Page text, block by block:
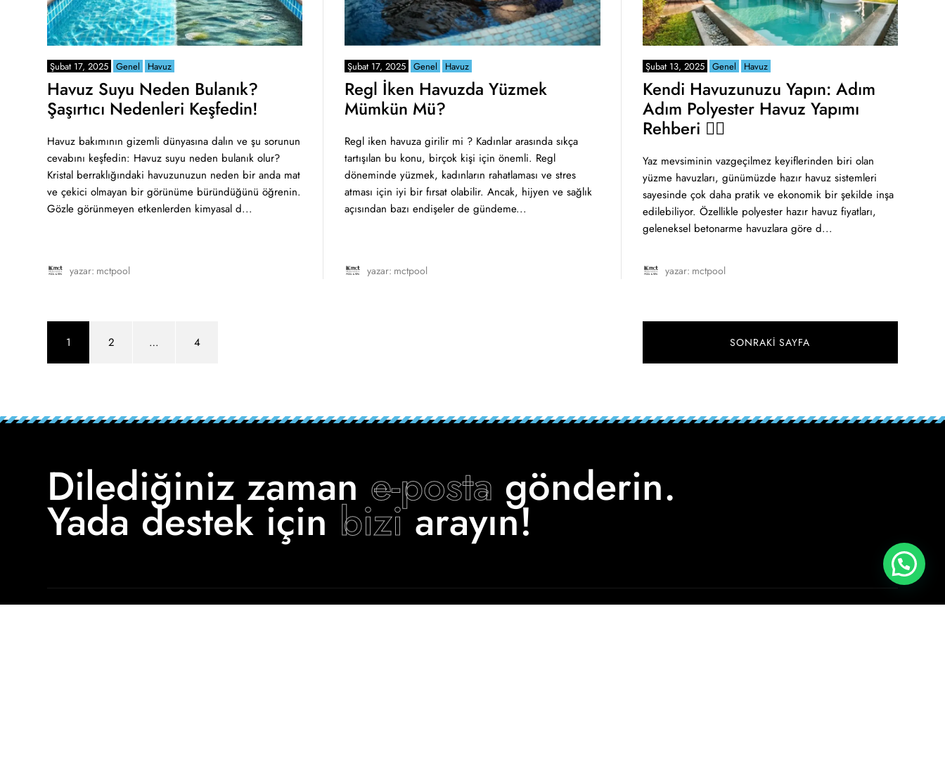
Şubat 17, 2025 Genel Havuz
Havuz Suyu Neden Bulanık?
Şaşırtıcı Nedenleri Keşfedin!
Havuz bakımının gizemli dünyasına dalın ve şu sorunun
cevabını keşfedin: Havuz suyu neden bulanık olur?
Kristal berraklığındaki havuzunuzun neden bir anda mat
ve çekici olmayan bir görünüme büründüğünü öğrenin.
Gözle görünmeyen etkenlerden kimyasal d...
yazar: mctpool
Şubat 17, 2025 Genel Havuz
Regl İken Havuzda Yüzmek
Mümkün Mü?
Regl iken havuza girilir mi ? Kadınlar arasında sıkça
tartışılan bu konu, birçok kişi için önemli. Regl
döneminde yüzmek, kadınların rahatlaması ve stres
atması için iyi bir fırsat olabilir. Ancak, hijyen ve sağlık
açısından bazı endişeler de gündeme...
yazar: mctpool
Şubat 13, 2025 Genel Havuz
Kendi Havuzunuzu Yapın: Adım
Adım Polyester Havuz Yapımı
Rehberi 🏊‍♂️
Yaz mevsiminin vazgeçilmez keyiflerinden biri olan
yüzme havuzları, günümüzde hazır havuz sistemleri
sayesinde çok daha pratik ve ekonomik bir şekilde inşa
edilebiliyor. Özellikle polyester hazır havuz fiyatları,
geleneksel betonarme havuzlara göre d...
yazar: mctpool
1 2 … 4 SONRAKI SAYFA
Dilediğiniz zaman e-posta gönderin.
Yada destek için biziarayın!